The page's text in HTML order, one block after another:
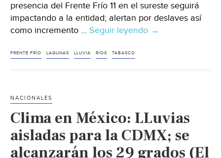
presencia del Frente Frío 11 en el sureste seguirá
impactando a la entidad; alertan por deslaves así
como incremento … Seguir leyendo Para
“Norte”
de
hasta
60
→
FRENTE FRÍO LAGUNAS LLUVIA RÍOS TABASCO
NACIONALES
Clima en México: LLuvias
aisladas para la CDMX; se
alcanzarán los 29 grados (El